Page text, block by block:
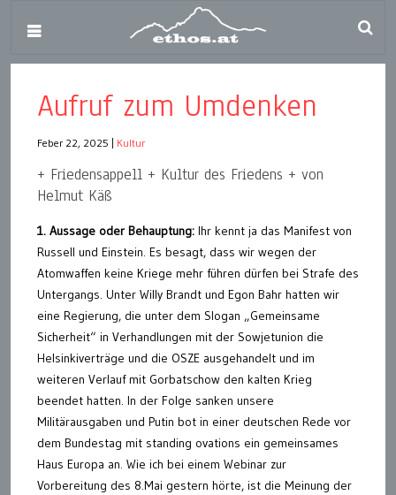
Aufruf zum Umdenken
Feber 22, 2025 Kultur
+ Friedensappell + Kultur des Friedens + von
Helmut Käß
1. Aussage oder Behauptung: Ihr kennt ja das Manifest von
Russell und Einstein. Es besagt, dass wir wegen der
Atomwaffen keine Kriege mehr führen dürfen bei Strafe des
Untergangs. Unter Willy Brandt und Egon Bahr hatten wir
eine Regierung, die unter dem Slogan „Gemeinsame
Sicherheit“ in Verhandlungen mit der Sowjetunion die
Helsinkiverträge und die OSZE ausgehandelt und im
weiteren Verlauf mit Gorbatschow den kalten Krieg
beendet hatten. In der Folge sanken unsere
Militärausgaben und Putin bot in einer deutschen Rede vor
dem Bundestag mit standing ovations ein gemeinsames
Haus Europa an. Wie ich bei einem Webinar zur
Vorbereitung des 8.Mai gestern hörte, ist die Meinung der